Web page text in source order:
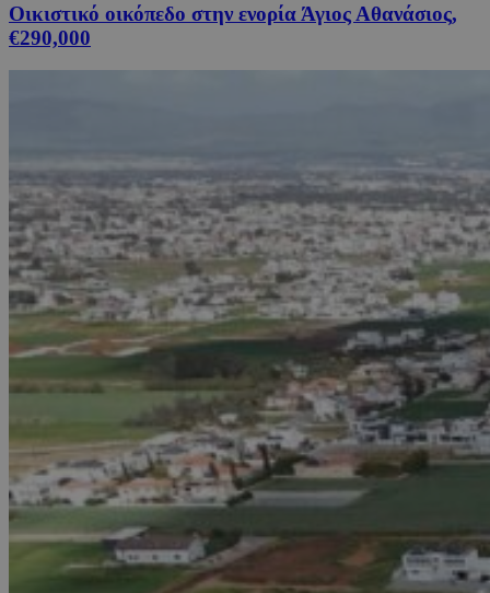
Οικιστικό οικόπεδο στην ενορία Άγιος Αθανάσιος,
€290,000